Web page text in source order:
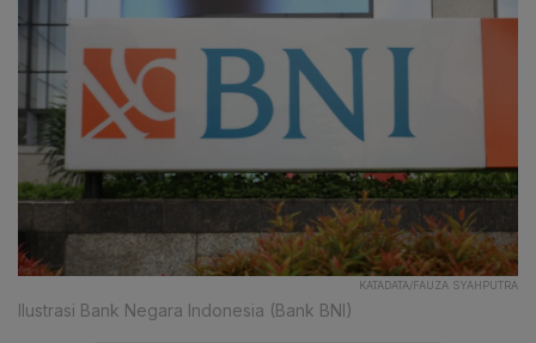
KATADATA/FAUZA SYAHPUTRA
Ilustrasi Bank Negara Indonesia (Bank BNI)